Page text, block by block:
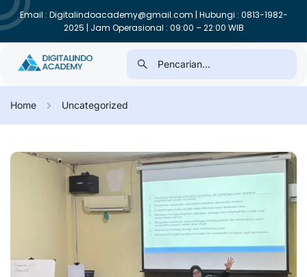
Email : Digitalindoacademy@gmail.com | Hubungi : 0813-1982-
2025 | Jam Operasional : 09:00 – 22:00 WIB
Home Uncategorized